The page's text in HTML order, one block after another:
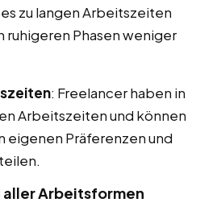
zu langen Arbeitszeiten
ruhigeren Phasen weniger
: Freelancer haben in
Arbeitszeiten und können
eigenen Präferenzen und
Arbeitsformen